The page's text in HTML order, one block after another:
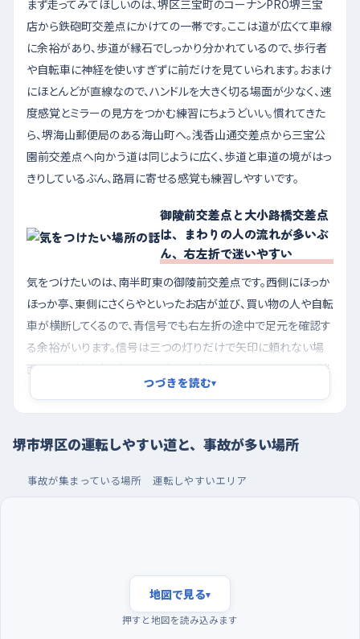
まず走ってみてほしいのは、堺区三宝町のコーナンPRO堺三宝
店から鉄砲町交差点にかけての一帯です。ここは道が広くて車線
に余裕があり、歩道が縁石でしっかり分かれているので、歩行者
や自転車に神経を使いすぎずに前だけを見ていられます。おまけ
にほとんどが直線なので、ハンドルを大きく切る場面が少なく、速
度感覚とミラーの見方をつかむ練習にちょうどいい。慣れてきた
ら、堺海山郵便局のある海山町へ。浅香山通交差点から三宝公
園前交差点へ向かう道は同じように広く、歩道と車道の境がはっ
きりしているぶん、路肩に寄せる感覚も練習しやすいです。
御陵前交差点と大小路橋交差点
は、まわりの人の流れが多いぶ
ん、右左折で迷いやすい
気をつけたいのは、南半町東の御陵前交差点です。西側にほっか
ほっか亭、東側にさくらやといったお店が並び、買い物の人や自転
車が横断してくるので、青信号でも右左折の途中で足元を確認す
る余裕がいります。信号は三つの灯りだけで矢印に頼れない場
面があり、対向車の切れ目を自分で判断することになるため、迷
ったら無理をせず一台見送るくらいでちょうどいいです。もう一つ
は市之町東の大小路橋交差点。橋のたもとで道が集まり、川を渡
る車と街なかへ入る車が同じところで交わるので、車線変更を交
差点の手前でまとめて済ませようとすると慌てます。北西の奥野
晴明堂のあたりを目印に、早めに進む方向の車線へ入っておくと
練習に出るなら、朝の通勤と通学が重なる時間帯は避けて、お昼
を過ぎて街の動きが一段落するころが向いています。曜日でいえ
ば週のはじめほど車も人も多く、土曜や日曜の方が流れはゆる
つづきを読む▾
堺市堺区の運転しやすい道と、事故が多い場所
事故が集まっている場所 運転しやすいエリア
地図で見る▾
押すと地図を読み込みます